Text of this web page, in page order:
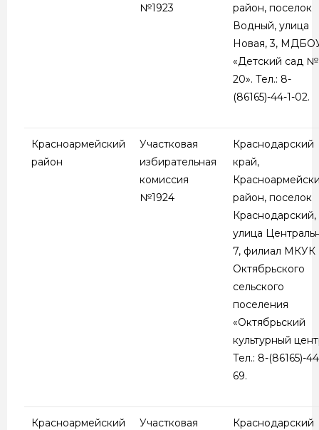
№1923
район, поселок
Водный, улица
Новая, 3,
«Детский сад №
20». Тел.: 8-
(86165)-44-1-02.
Красноармейский
район
Участковая
избирательная
комиссия
№1924
Краснодарский
край,
район, поселок
Краснодарский,
улица
7, филиал МКУК
Октябрьского
сельского
поселения
«Октябрьский
культурный
Тел.: 8-(86165)-
69.
Красноармейский
Участковая
Краснодарский